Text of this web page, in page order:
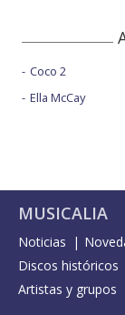
Coco 2
Ella McCay
MUSICALIA
Noticias
Discos históricos
Artistas y grupos